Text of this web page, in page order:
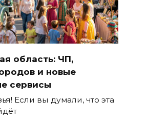
область: ЧП,
и новые
сервисы
Если вы думали, что эта